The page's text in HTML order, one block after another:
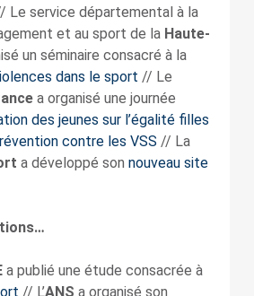
Le service départemental à la
et au sport de la Haute-
un séminaire consacré à la
dans le sport // Le
a organisé une journée
des jeunes sur l’égalité filles
contre les VSS // La
a développé son nouveau site
a publié une étude consacrée à
// L’ANS a organisé son